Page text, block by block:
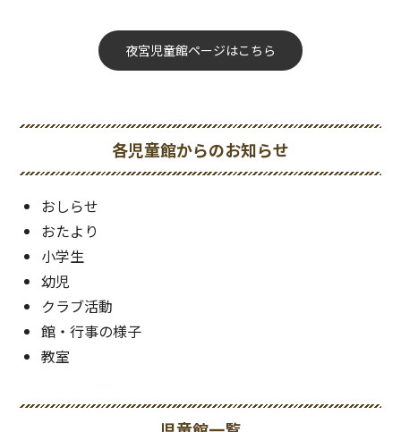
夜宮児童館ページはこちら
各児童館からのお知らせ
おしらせ
おたより
小学生
幼児
クラブ活動
館・行事の様子
教室